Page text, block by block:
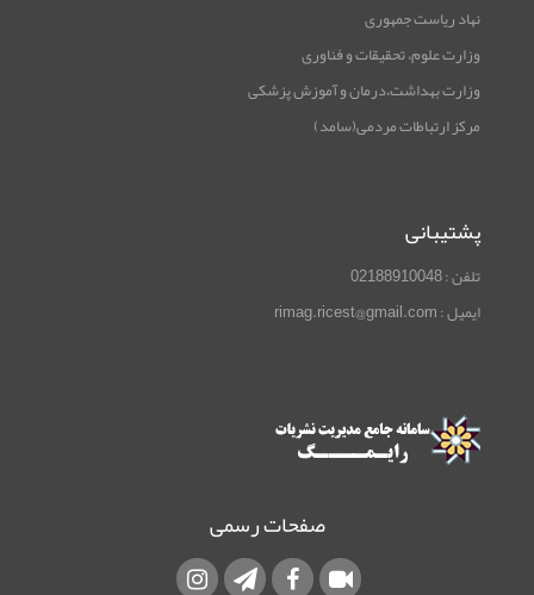
نهاد ریاست جمهوری
وزارت علوم، تحقیقات و فناوری
وزارت بهداشت،درمان و آموزش پزشکی
مرکز ارتباطات مردمی(سامد)
پشتیبانی
تلفن : 02188910048
ایمیل : rimag.ricest@gmail.com
صفحات رسمی